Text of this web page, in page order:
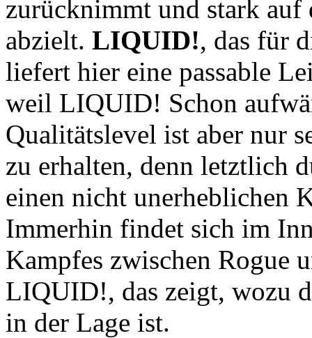
zurücknimmt und stark
abzielt. LIQUID!, das für
liefert hier eine passable
weil LIQUID! Schon
Qualitätslevel ist aber nur
zu erhalten, denn letztlich
einen nicht unerheblichen
Immerhin findet sich im
Kampfes zwischen Rogue
LIQUID!, das zeigt, wozu
in der Lage ist.